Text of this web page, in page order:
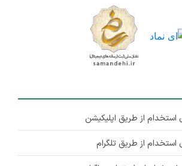
از طریق اپلیکیشن
از طریق تلگرام